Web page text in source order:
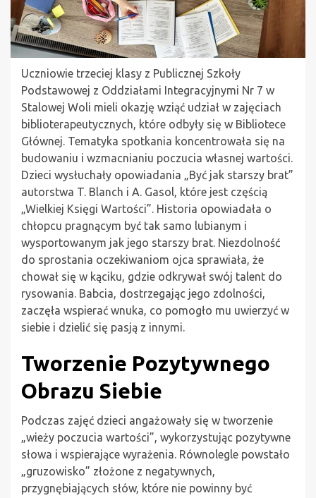
Uczniowie trzeciej klasy z Publicznej Szkoły
Podstawowej z Oddziałami Integracyjnymi Nr 7 w
Stalowej Woli mieli okazję wziąć udział w zajęciach
biblioterapeutycznych, które odbyły się w Bibliotece
Głównej. Tematyka spotkania koncentrowała się na
budowaniu i wzmacnianiu poczucia własnej wartości.
Dzieci wysłuchały opowiadania „Być jak starszy brat”
autorstwa T. Blanch i A. Gasol, które jest częścią
„Wielkiej Księgi Wartości”. Historia opowiadała o
chłopcu pragnącym być tak samo lubianym i
wysportowanym jak jego starszy brat. Niezdolność
do sprostania oczekiwaniom ojca sprawiała, że
chował się w kąciku, gdzie odkrywał swój talent do
rysowania. Babcia, dostrzegając jego zdolności,
zaczęła wspierać wnuka, co pomogło mu uwierzyć w
siebie i dzielić się pasją z innymi.
Tworzenie Pozytywnego
Obrazu Siebie
Podczas zajęć dzieci angażowały się w tworzenie
„wieży poczucia wartości”, wykorzystując pozytywne
słowa i wspierające wyrażenia. Równolegle powstało
„gruzowisko” złożone z negatywnych,
przygnębiających słów, które nie powinny być